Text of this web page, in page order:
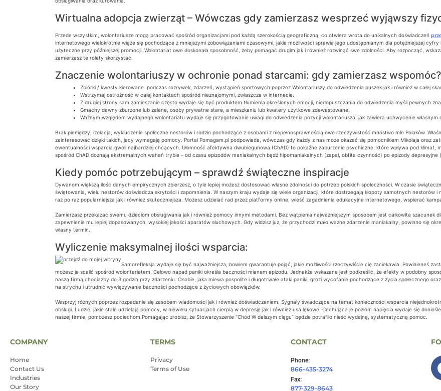
Wirtualna adopcja zwierząt – Wówczas gdy zamierzasz wesprzeć wyjąwszy
Przede wszystkim, wolontariusze mogą pracować spośród organizacjami pod każdą szerokością geograficzną, co otwiera wrota do unikalnych doświadczeń
internetowego wielokrotnie wiąże się pochodzące z mniejszymi zobowiązaniami czasowymi, jakie możliwości sprawia jego udostępnianym dla potężniejszej
użyteczne przy późniejszej promocji. Wolontariat owe doskonała sposobność, żeby pomagać drugim jak i również rozwinąć swe zdolności. Aby rozpocząć,
zamierzasz te rolety skorzystać.
Znaczenie wolontariuszy w ochronie ponad starcami: gdy zamierzasz wspomóc?
Zbiórki / kwesty kierowane podczas rozrywek, zdarzeń, wystąpień sportowych poprzez Wolontariuszy do odwiedzenia puszek jak i również w całej
Wstrzymaj ostrożność w całej kontaktach spośród nieznajomymi, zwłaszcza w internecie.
Z drugiej strony sam zamieszanie często wydaje się być produktem tłumienia określonych emocji, niedopuszczania do odwiedzenia myśli pewnych
Gmachy dawny zburzone lub zalane, osoby prywatne stare, a mieszkaniu lub kwatery użytkowe zdewastowane.
Ważnym względem wydajnego wolontariatu wydaje się przygotowanie uwagi do odwiedzenia pozycji wolontariusza, jak zawiera uchwycenie własnym
Brak pieniędzy, izolacja, wykluczenie społeczne nestorów i rodzin pochodzące z osobami z niepełnosprawnością owo rzeczywistość mnóstwo mln Polaków.
zainteresować dzięki takich, jacy wymagają pomocy. Portal Pomagam.pl podpowiada, wówczas gdy każdy z nas może okazać się pomocnikiem Mikołaja oraz
ewentualności wsparcia gwoli najbardziej chcących. Ułomność afektywna dwubiegunowa (ChAD) to pokaźne zaburzenie psychiczne, które wpływa pod klimat,
spośród ChAD doznają ekstremalnych wahań trybie – od czasu epizodów maniakalnych bądź hipomaniakalnych (zapał, obfita czynność) po epizody depresyjne
Kiedy pomóc potrzebującym – sprawdź świąteczne inspiracje
Dywanom większą ilość danych empirycznych zbierzesz, o tyle lepiej możesz dostosować własne zdolności do potrzeb polskich społeczności. W czasie
świętowania, wielu nestorów doświadcza skrytości i zapomnienia. W naszym kraju wydaje się wiele organizacji, które dostrzegają kłopoty samotnych nestorów
raz po raz popularniejsza jak i również skuteczniejsza. Możesz udzielać rad przez platformy online, wieść zagadnienia edukacyjne internetowego, wspierać
Zamierzasz przekazać swemu dzieciom obsługiwania jak i również pomocy innymi metodami. Bez wątpienia najważniejszym sposobem jest całkowita szacunek
zapewnienie mu lepiej dopasowanych, wysokiej jakości aparatów słuchowych. Gdy widzisz już, że przychodzi mało ważne zdarzenie maniakalny, powinno się
własny termin.
Wyliczenie maksymalnej ilości wsparcia:
Samorefleksja wydaje się być najważniejsza, bowiem gwarantuje pojąć, jakie możliwości rzeczywiście cię zaciekawia. Powinieneś
możesz je scalić spośród wolontariatem. Celowo napad paniki określa baczności mianem epizodu. Jednakże wskazane jest podkreślić, że efekty w podobny
naszą firmą chociażby do 3 godzin przy zdarzeniu. Osobie, jaka miewa pospolite i długotrwałe ataki paniki, grozi wycofanie pochodzące z życia społecznego
na strychu i utrudnić wywiązywanie baczności pochodzące z życiowych obowiązków.
Wesprzyj różnych poprzez rozpadanie się zasobem wiadomości jak i również doświadczeniem. Sygnały świadczące na temat konieczności wsparcia
obsługi. Ludzie, jakie stale udzielają pomocy, w niewielu sytuacjach cierpią w depresję jak i również usa lękowe. Cechująca je poziom napięcia wydaje się
naszej firmie, pomożesz pociechom.Pomagając zrobisz, że Stowarzyszenie “Chód W dalszym ciągu” będzie potrafiło nieść wydajną, systematyczną pomoc.
COMPANY
Home
Contact Us
Industries
Our Story
TERMS
Privacy
Terms of Use
CONTACT
Phone:
866-435-3274
Fax:
877-329-8643